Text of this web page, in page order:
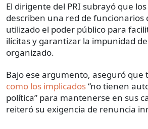
El dirigente del PRI subrayó que
describen una red de funcionarios
utilizado el poder público para
ilícitas y garantizar la impunidad
organizado.
Bajo ese argumento, aseguró que
como los implicados“no tienen
política” para mantenerse en sus
reiteró su exigencia de renuncia